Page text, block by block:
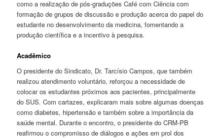
como a realização de pós-graduções Café com Ciência com
formação de grupos de discussão e produção acerca do papel do
estudante no desenvolvimento da medicina, fomentando a
produção científica e a incentivo à pesquisa.
Acadêmico
O presidente do Sindicato, Dr. Tarcísio Campos, que também
realizou atendimento voluntário, reforçou a necessidade de
colocar os estudantes próximos aos pacientes, principalmente
do SUS. Com cartazes, explicaram mais sobre algumas doenças
como diabetes, hipertensão e também sobre a importância da
saúde mental. Durante o encontro, o presidente do CRM-PB
reafirmou o compromisso de diálogos e ações em prol dos